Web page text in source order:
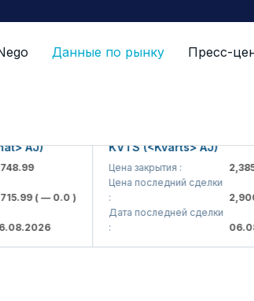
Данные по рынку Пресс-
AJ)
( — 0.0 )
KVTS (<Kvarts> AJ)
Цена закрытия :
2,385
Цена последний сделки
2,900(
Дата последней сделки